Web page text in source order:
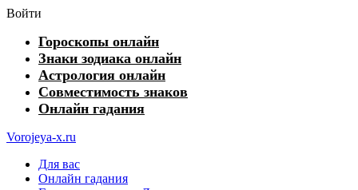
Войти
Гороскопы онлайн
Знаки зодиака онлайн
Астрология онлайн
Совместимость знаков
Онлайн гадания
Vorojeya-x.ru
Для вас
Онлайн гадания